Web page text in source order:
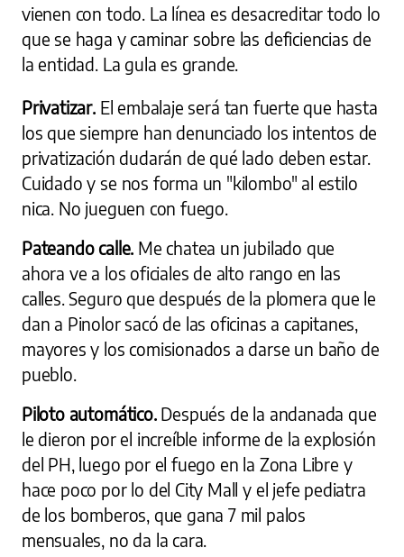
vienen con todo. La línea es desacreditar todo lo
que se haga y caminar sobre las deficiencias de
la entidad. La gula es grande.
Privatizar. El embalaje será tan fuerte que hasta
los que siempre han denunciado los intentos de
privatización dudarán de qué lado deben estar.
Cuidado y se nos forma un "kilombo" al estilo
nica. No jueguen con fuego.
Pateando calle. Me chatea un jubilado que
ahora ve a los oficiales de alto rango en las
calles. Seguro que después de la plomera que le
dan a Pinolor sacó de las oficinas a capitanes,
mayores y los comisionados a darse un baño de
pueblo.
Piloto automático. Después de la andanada que
le dieron por el increíble informe de la explosión
del PH, luego por el fuego en la Zona Libre y
hace poco por lo del City Mall y el jefe pediatra
de los bomberos, que gana 7 mil palos
mensuales, no da la cara.